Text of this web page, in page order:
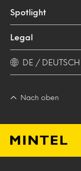
Spotlight
Legal
DE / DEUTSCH
Nach oben